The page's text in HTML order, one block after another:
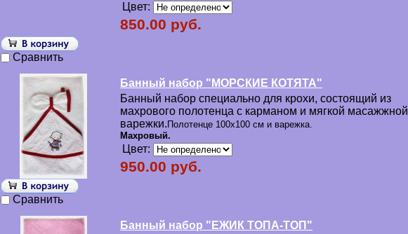
Цвет:
850.00 руб.
Сравнить
Банный набор "МОРСКИЕ КОТЯТА"
Банный набор специально для крохи, состоящий из
махрового полотенца с карманом и мягкой масажжной
варежки. Полотенце 100х100 см и варежка.
Махровый.
Цвет:
950.00 руб.
Сравнить
Банный набор "ЕЖИК ТОПА-ТОП"